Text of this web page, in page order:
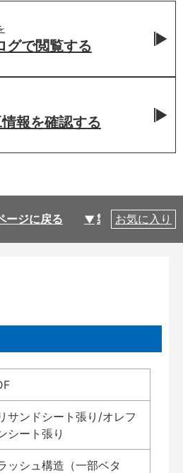
グで閲覧する
報を確認する
ージに戻る 製品仕様
お気に入り
サンドシート張り/オレフ
シート張り
ッシュ構造（一部ベタ